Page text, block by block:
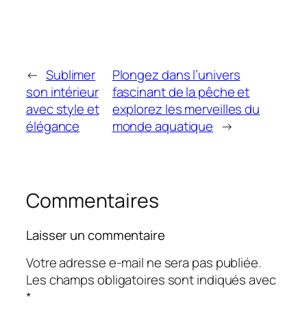
← Sublimer
son intérieur
avec style et
élégance
Plongez dans l’univers
fascinant de la pêche et
explorez les merveilles du
monde aquatique →
Commentaires
Laisser un commentaire
Votre adresse e-mail ne sera pas publiée.
Les champs obligatoires sont indiqués avec
*